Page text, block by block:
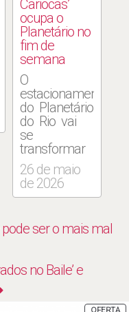
Cariocas’
ocupa o
Planetário no
fim de
semana
O
estacionamento
do Planetário
do Rio vai
se
transformar
em uma
grande
mesa de
dias 30 e 31
estreia do
26 de maio
de 2026
ser o mais mal
no Baile’ e